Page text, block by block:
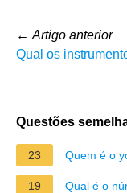
← Artigo anterior
Qual os
Questões
23 Quem é o
19 Qual é o